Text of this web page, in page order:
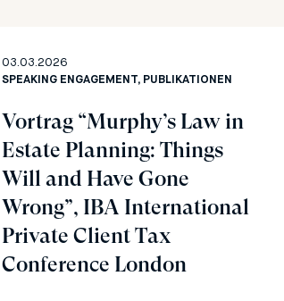
03.03.2026
SPEAKING ENGAGEMENT, PUBLIKATIONEN
Vortrag “Murphy’s Law in
Estate Planning: Things
Will and Have Gone
Wrong”, IBA International
Private Client Tax
Conference London